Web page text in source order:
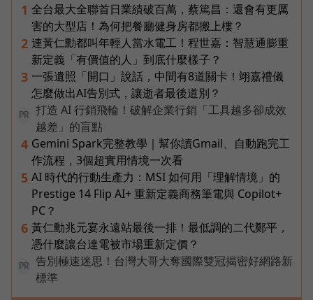
1 全台最大全聯首日業績破百萬，蔡篤昌：還會有更厲
害的大型店！為何把餐廳健身房都搬上樓？
2 連黃仁勳都叫年輕人當水電工！程世嘉：智慧通膨重
新定義「有價值的人」到底什麼樣子？
3 一張遺照「開口」說話，中間有8道關卡！翊嘉禮儀
怎麼做出AI告別式，讓逝者最後道別？
PR
打造 AI 行銷飛輪！破解企業行銷「工具越多卻成效
越差」的盲點
4 Gemini Spark完整教學｜幫你讀Gmail、自動跑完工
作流程，3個超實用情境一次看
5 AI 時代的行動生產力：MSI 如何用「理解情境」的
Prestige 14 Flip AI+ 重新定義商務筆電與 Copilot+
PC？
6 黃仁勳兆元宴永遠站最後一排！最低調的二代鄭平，
憑什麼讓台達電被市場重新定價？
PR
告別極速迷思！台灣大哥大奪國際雙冠揭密好網路新
標準